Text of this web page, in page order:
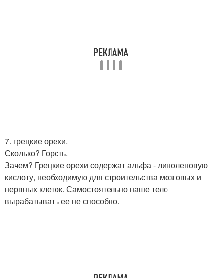
7. грецкие орехи.
Сколько? Горсть.
Зачем? Грецкие орехи содержат альфа - линоленовую
кислоту, необходимую для строительства мозговых и
нервных клеток. Самостоятельно наше тело
вырабатывать ее не способно.